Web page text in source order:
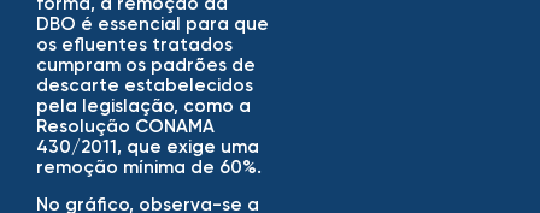
DBO é essencial para que
os efluentes tratados
cumpram os padrões de
descarte estabelecidos
pela legislação, como a
Resolução CONAMA
430/2011, que exige uma
remoção mínima de 60%.
No gráfico, observa-se a